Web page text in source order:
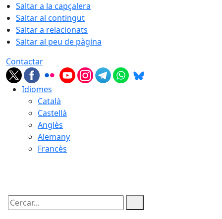
Saltar a la capçalera
Saltar al contingut
Saltar a relacionats
Saltar al peu de pàgina
Contactar
Idiomes
Català
Castellà
Anglès
Alemany
Francès
Cercar: